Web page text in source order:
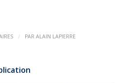
/ PAR ALAIN LAPIERRE